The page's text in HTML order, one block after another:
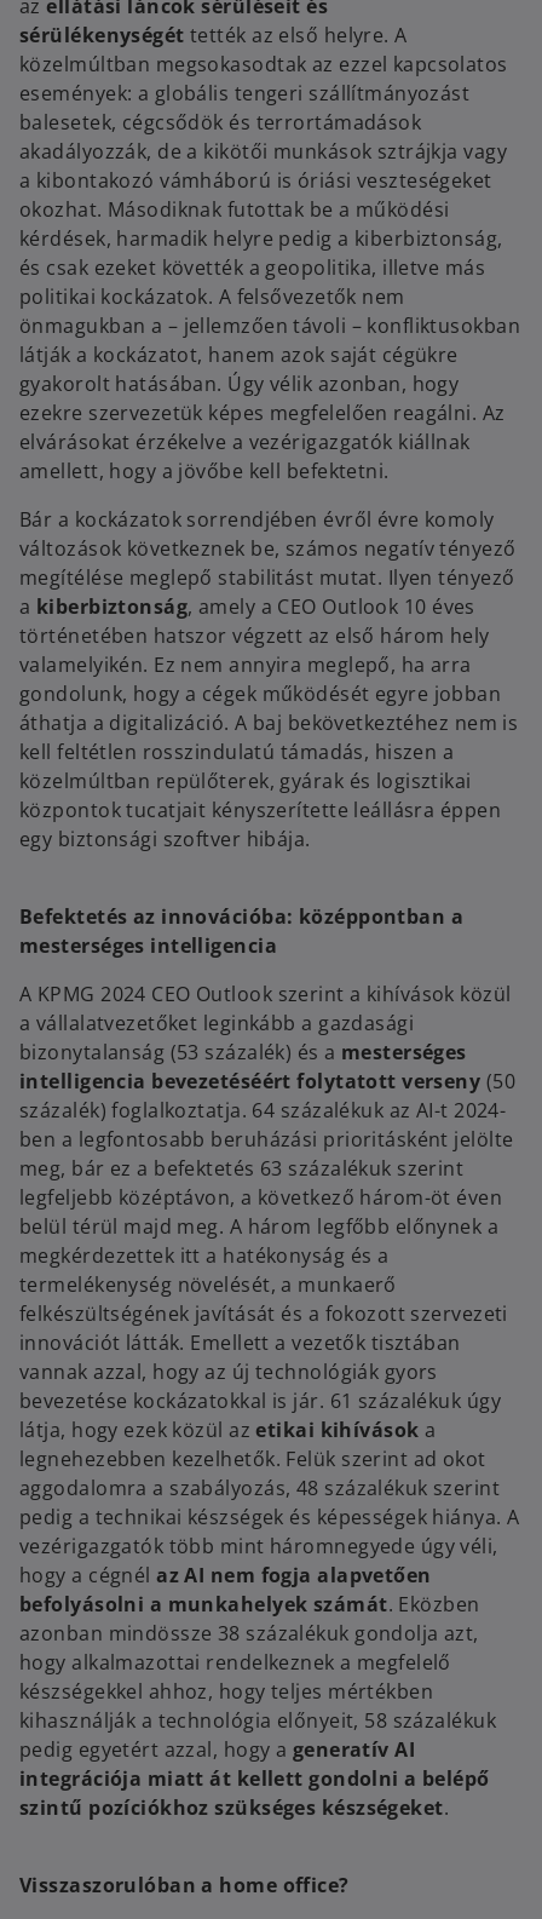
azellátási láncok sérüléseit és
sérülékenységét tették az első helyre. A
közelmúltban megsokasodtak az ezzel kapcsolatos
események: a globális tengeri szállítmányozást
balesetek, cégcsődök és terrortámadások
akadályozzák, de a kikötői munkások sztrájkja vagy
a kibontakozó vámháború is óriási veszteségeket
okozhat. Másodiknak futottak be a működési
kérdések, harmadik helyre pedig a kiberbiztonság,
és csak ezeket követték a geopolitika, illetve más
politikai kockázatok. A felsővezetők nem
önmagukban a – jellemzően távoli – konfliktusokban
látják a kockázatot, hanem azok saját cégükre
gyakorolt hatásában. Úgy vélik azonban, hogy
ezekre szervezetük képes megfelelően reagálni. Az
elvárásokat érzékelve a vezérigazgatók kiállnak
amellett, hogy a jövőbe kell befektetni.
Bár a kockázatok sorrendjében évről évre komoly
változások következnek be, számos negatív tényező
megítélése meglepő stabilitást mutat. Ilyen tényező
a kiberbiztonság, amely a CEO Outlook 10 éves
történetében hatszor végzett az első három hely
valamelyikén. Ez nem annyira meglepő, ha arra
gondolunk, hogy a cégek működését egyre jobban
áthatja a digitalizáció. A baj bekövetkeztéhez nem is
kell feltétlen rosszindulatú támadás, hiszen a
közelmúltban repülőterek, gyárak és logisztikai
központok tucatjait kényszerítette leállásra éppen
egy biztonsági szoftver hibája.
Befektetés az innovációba: középpontban a
mesterséges intelligencia
A KPMG 2024 CEO Outlook szerint a kihívások közül
a vállalatvezetőket leginkább a gazdasági
bizonytalanság (53 százalék) és a mesterséges
intelligencia bevezetéséért folytatott verseny (50
százalék) foglalkoztatja. 64 százalékuk az AI-t 2024-
ben a legfontosabb beruházási prioritásként jelölte
meg, bár ez a befektetés 63 százalékuk szerint
legfeljebb középtávon, a következő három-öt éven
belül térül majd meg. A három legfőbb előnynek a
megkérdezettek itt a hatékonyság és a
termelékenység növelését, a munkaerő
felkészültségének javítását és a fokozott szervezeti
innovációt látták. Emellett a vezetők tisztában
vannak azzal, hogy az új technológiák gyors
bevezetése kockázatokkal is jár. 61 százalékuk úgy
látja, hogy ezek közül azetikai kihívások a
legnehezebben kezelhetők. Felük szerint ad okot
aggodalomra a szabályozás, 48 százalékuk szerint
pedig a technikai készségek és képességek hiánya. A
vezérigazgatók több mint háromnegyede úgy véli,
hogy a cégnélaz AI nem fogja alapvetően
befolyásolni a munkahelyek számát. Eközben
azonban mindössze 38 százalékuk gondolja azt,
hogy alkalmazottai rendelkeznek a megfelelő
készségekkel ahhoz, hogy teljes mértékben
kihasználják a technológia előnyeit, 58 százalékuk
pedig egyetért azzal, hogy a generatív AI
integrációja miatt át kellett gondolni a belépő
szintű pozíciókhoz szükséges készségeket.
Visszaszorulóban a home office?